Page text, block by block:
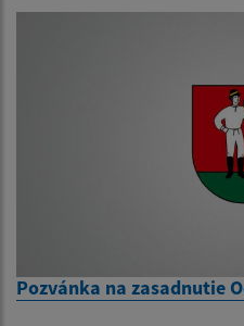
Pozvánka na zasadnutie